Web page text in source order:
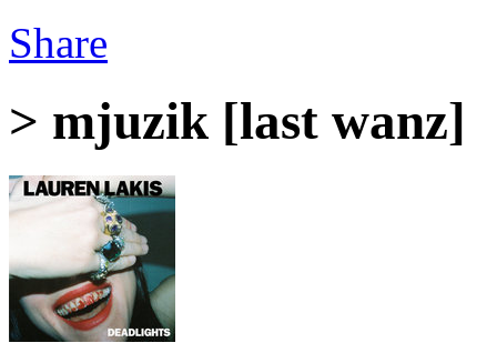
Share
> mjuzik [last wanz]